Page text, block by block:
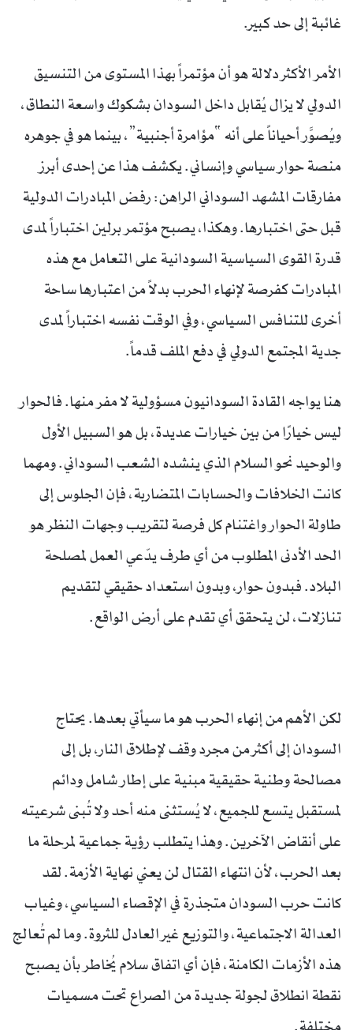
غائبة إلى حد كبير.
الأمر الأكثر دلالة هو أن مؤتمراً بهذا المستوى من التنسيق
الدولي لا يزال يُقابل داخل السودان بشكوك واسعة النطاق،
ويُصوَّر أحياناً على أنه “مؤامرة أجنبية”، بينما هو في جوهره
منصة حوار سياسي وإنساني. يكشف هذا عن إحدى أبرز
مفارقات المشهد السوداني الراهن: رفض المبادرات الدولية
قبل حتى اختبارها. وهكذا، يصبح مؤتمر برلين اختباراً لمدى
قدرة القوى السياسية السودانية على التعامل مع هذه
المبادرات كفرصة لإنهاء الحرب بدلاً من اعتبارها ساحة
أخرى للتنافس السياسي، وفي الوقت نفسه اختباراً لمدى
جدية المجتمع الدولي في دفع الملف قدماً.
هنا يواجه القادة السودانيون مسؤولية لا مفر منها. فالحوار
ليس خيارًا من بين خيارات عديدة، بل هو السبيل الأول
والوحيد نحو السلام الذي ينشده الشعب السوداني. ومهما
كانت الخلافات والحسابات المتضاربة، فإن الجلوس إلى
طاولة الحوار واغتنام كل فرصة لتقريب وجهات النظر هو
الحد الأدنى المطلوب من أي طرف يدّعي العمل لمصلحة
البلاد. فبدون حوار، وبدون استعداد حقيقي لتقديم
تنازلات، لن يتحقق أي تقدم على أرض الواقع.
لكن الأهم من إنهاء الحرب هو ما سيأتي بعدها. يحتاج
السودان إلى أكثر من مجرد وقف لإطلاق النار، بل إلى
مصالحة وطنية حقيقية مبنية على إطار شامل ودائم
لمستقبل يتسع للجميع، لا يُستثنى منه أحد ولا تُبنى شرعيته
على أنقاض الآخرين. وهذا يتطلب رؤية جماعية لمرحلة ما
بعد الحرب، لأن انتهاء القتال لن يعني نهاية الأزمة. لقد
كانت حرب السودان متجذرة في الإقصاء السياسي، وغياب
العدالة الاجتماعية، والتوزيع غير العادل للثروة. وما لم تُعالج
هذه الأزمات الكامنة، فإن أي اتفاق سلام يُخاطر بأن يصبح
نقطة انطلاق لجولة جديدة من الصراع تحت مسميات